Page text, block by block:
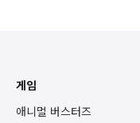
게임
애니멀 버스터즈